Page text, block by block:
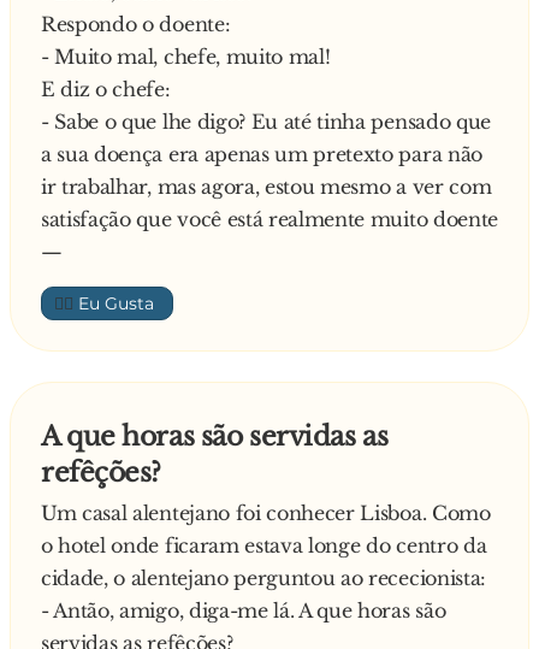
Respondo o doente:
- Muito mal, chefe, muito mal!
E diz o chefe:
- Sabe o que lhe digo? Eu até tinha pensado que
a sua doença era apenas um pretexto para não
ir trabalhar, mas agora, estou mesmo a ver com
satisfação que você está realmente muito doente
—
👍🏼
A que horas são servidas as
refêções?
Um casal alentejano foi conhecer Lisboa. Como
o hotel onde ficaram estava longe do centro da
cidade, o alentejano perguntou ao rececionista:
- Antão, amigo, diga-me lá. A que horas são
servidas as refêções?